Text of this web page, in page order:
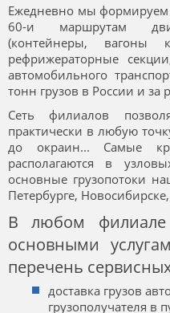
Ежедневно мы формируем
60-и маршрутам
(контейнеры, вагоны
рефрижераторные
автомобильного
тонн грузов в России и за
Сеть филиалов
практически в любую
до окраин... Самые
располагаются в
основные грузопотоки
Петербурге,
В любом
основными
перечень
доставка грузов
грузополучателя в